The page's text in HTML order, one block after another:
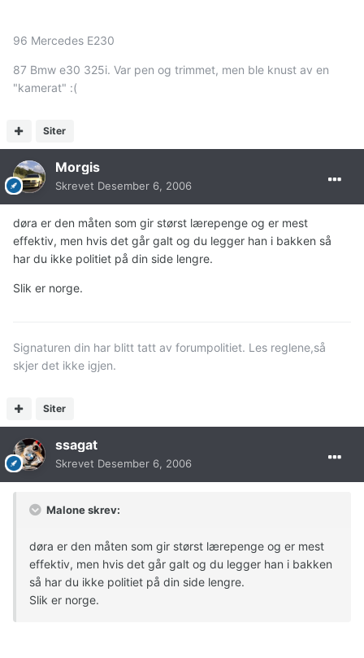
Siter
96 Mercedes E230
87 Bmw e30 325i. Var pen og trimmet, men ble knust av en
"kamerat" :(
Morgis
Skrevet Desember 6, 2006
døra er den måten som gir størst lærepenge og er mest
effektiv, men hvis det går galt og du legger han i bakken så
har du ikke politiet på din side lengre.
Slik er norge.
Siter
Signaturen din har blitt tatt av forumpolitiet. Les reglene,så
skjer det ikke igjen.
ssagat
Skrevet Desember 6, 2006
Malone skrev:
døra er den måten som gir størst lærepenge og er mest
effektiv, men hvis det går galt og du legger han i bakken
så har du ikke politiet på din side lengre.
Slik er norge.